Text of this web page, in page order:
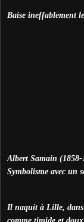
Baise ineffablement
Albert Samain (1858-
Symbolisme avec un
Il naquit à Lille, dans